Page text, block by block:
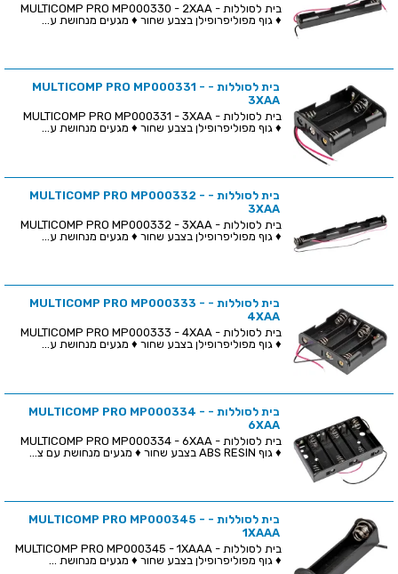
♦ גוף מפוליפרופילן בצבע שחור ♦ מגעים מנחושת ע...
בית לסוללות - MULTICOMP PRO MP000331 -
3XAA
♦ גוף מפוליפרופילן בצבע שחור ♦ מגעים מנחושת ע...
בית לסוללות - MULTICOMP PRO MP000332 -
3XAA
♦ גוף מפוליפרופילן בצבע שחור ♦ מגעים מנחושת ע...
בית לסוללות - MULTICOMP PRO MP000333 -
4XAA
♦ גוף מפוליפרופילן בצבע שחור ♦ מגעים מנחושת ע...
בית לסוללות - MULTICOMP PRO MP000334 -
6XAA
♦ גוף ABS RESIN בצבע שחור ♦ מגעים מנחושת עם צ...
בית לסוללות - MULTICOMP PRO MP000345 -
1XAAA
♦ גוף מפוליפרופילן בצבע שחור ♦ מגעים מנחושת ...